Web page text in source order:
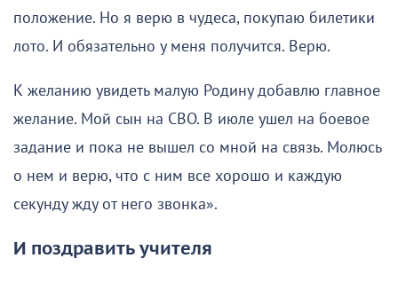
положение. Но я верю в чудеса, покупаю билетики
лото. И обязательно у меня получится. Верю.
К желанию увидеть малую Родину добавлю главное
желание. Мой сын на СВО. В июле ушел на боевое
задание и пока не вышел со мной на связь. Молюсь
о нем и верю, что с ним все хорошо и каждую
секунду жду от него звонка».
И поздравить учителя